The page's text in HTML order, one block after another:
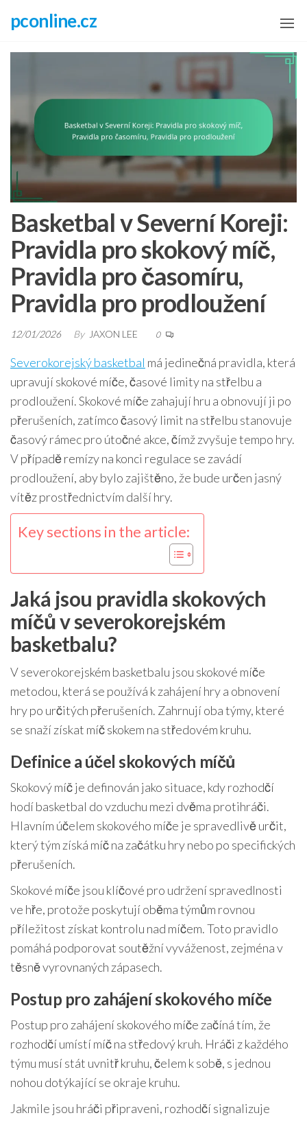
pconline.cz
Basketbal v Severní Koreji:
Pravidla pro skokový míč,
Pravidla pro časomíru,
Pravidla pro prodloužení
12/01/2026 By JAXON LEE 0
Severokorejský basketbal má jedinečná pravidla, která
upravují skokové míče, časové limity na střelbu a
prodloužení. Skokové míče zahajují hru a obnovují ji po
přerušeních, zatímco časový limit na střelbu stanovuje
časový rámec pro útočné akce, čímž zvyšuje tempo hry.
V případě remízy na konci regulace se zavádí
prodloužení, aby bylo zajištěno, že bude určen jasný
vítěz prostřednictvím další hry.
Key sections in the article:
Jaká jsou pravidla skokových
míčů v severokorejském
basketbalu?
V severokorejském basketbalu jsou skokové míče
metodou, která se používá k zahájení hry a obnovení
hry po určitých přerušeních. Zahrnují oba týmy, které
se snaží získat míč skokem na středovém kruhu.
Definice a účel skokových míčů
Skokový míč je definován jako situace, kdy rozhodčí
hodí basketbal do vzduchu mezi dvěma protihráči.
Hlavním účelem skokového míče je spravedlivě určit,
který tým získá míč na začátku hry nebo po specifických
přerušeních.
Skokové míče jsou klíčové pro udržení spravedlnosti
ve hře, protože poskytují oběma týmům rovnou
příležitost získat kontrolu nad míčem. Toto pravidlo
pomáhá podporovat soutěžní vyváženost, zejména v
těsně vyrovnaných zápasech.
Postup pro zahájení skokového míče
Postup pro zahájení skokového míče začíná tím, že
rozhodčí umístí míč na středový kruh. Hráči z každého
týmu musí stát uvnitř kruhu, čelem k sobě, s jednou
nohou dotýkající se okraje kruhu.
Jakmile jsou hráči připraveni, rozhodčí signalizuje